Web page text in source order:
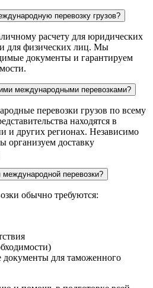
перевозку грузов?
расчету для юридических
для физических лиц. Мы
документы и гарантируем
международными перевозками?
перевозки грузов по всему
находятся в
и других регионах. Независимо
организуем доставку
перевозки?
обычно требуются:
документы для таможенного